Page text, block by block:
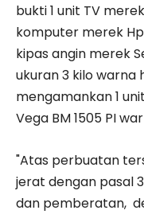
bukti 1 unit TV
komputer merek
kipas angin merek
ukuran 3 kilo warna
mengamankan 1
Vega BM 1505 PI
"Atas perbuatan
jerat dengan pasal
dan pemberatan,